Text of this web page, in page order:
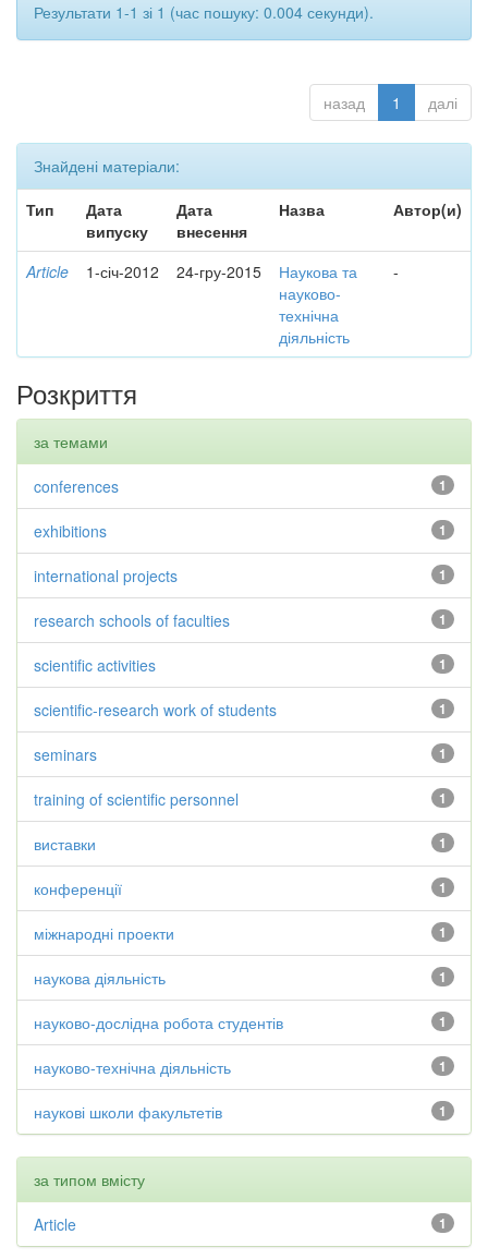
Результати 1-1 зі 1 (час пошуку: 0.004 секунди).
назад 1 далі
Знайдені матеріали:
Тип
Дата
випуску
Дата
внесення
Назва Автор(и)
Article 1-січ-2012 24-гру-2015
Наукова та
науково-
технічна
діяльність
-
Розкриття
за темами
1
conferences
1
exhibitions
1
international projects
1
research schools of faculties
1
scientific activities
1
scientific-research work of students
1
seminars
1
training of scientific personnel
1
виставки
1
конференції
1
міжнародні проекти
1
наукова діяльність
1
науково-дослідна робота студентів
1
науково-технічна діяльність
1
наукові школи факультетів
за типом вмісту
1
Article